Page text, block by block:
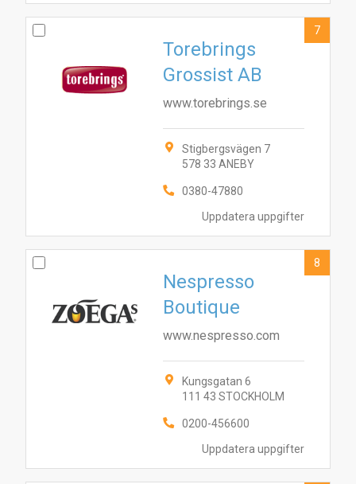
Uppdatera uppgifter
Torebrings
Grossist AB
www.torebrings.se
Stigbergsvägen 7
578 33 ANEBY
0380-47880
7
Uppdatera uppgifter
Nespresso
Boutique
www.nespresso.com
Kungsgatan 6
111 43 STOCKHOLM
0200-456600
8